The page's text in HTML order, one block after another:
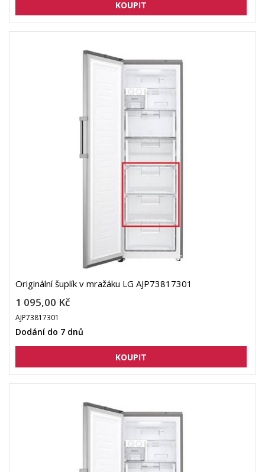
Originální šuplík v mražáku LG AJP73817301
1 095,00 Kč
AJP73817301
Dodání do 7 dnů